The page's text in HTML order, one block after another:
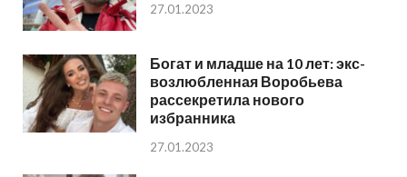
27.01.2023
Богат и младше на 10 лет: экс-
возлюбленная Воробьева
рассекретила нового
избранника
27.01.2023